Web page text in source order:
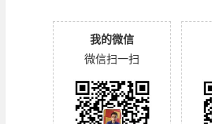
我的微信
微信扫一扫